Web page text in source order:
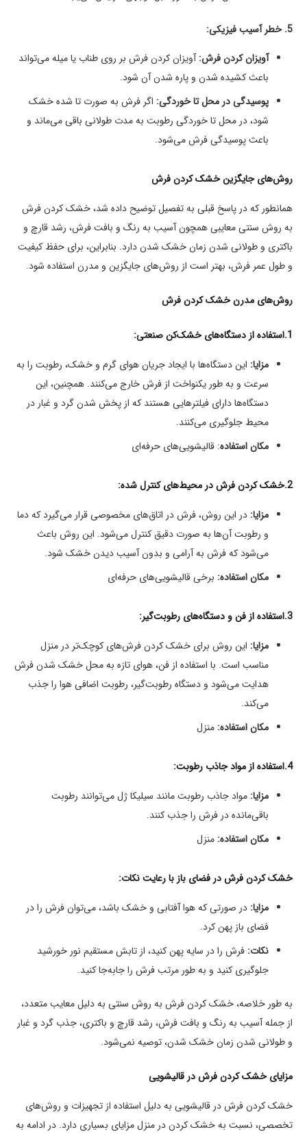
5. خطر آسیب فیزیکی:
آویزان کردن فرش:آویزان کردن فرش بر روی طناب یا میله می‌تواند
باعث کشیده شدن و پاره شدن آن شود.
پوسیدگی در محل تا خوردگی: اگر فرش به صورت تا شده خشک
شود، در محل تا خوردگی رطوبت به مدت طولانی باقی می‌ماند و
باعث پوسیدگی فرش می‌شود.
روش‌های جایگزین خشک کردن فرش
همانطور که در پاسخ قبلی به تفصیل توضیح داده شد، خشک کردن فرش
به روش سنتی معایبی همچون آسیب به رنگ و بافت فرش، رشد قارچ و
باکتری و طولانی شدن زمان خشک شدن دارد. بنابراین، برای حفظ کیفیت
و طول عمر فرش، بهتر است از روش‌های جایگزین و مدرن استفاده شود.
روش‌های مدرن خشک کردن فرش
1.استفاده از دستگاه‌های خشک‌کن صنعتی:
مزایا: این دستگاه‌ها با ایجاد جریان هوای گرم و خشک، رطوبت را به
سرعت و به طور یکنواخت از فرش خارج می‌کنند. همچنین، این
دستگاه‌ها دارای فیلترهایی هستند که از پخش شدن گرد و غبار در
محیط جلوگیری می‌کنند.
مکان استفاده: قالیشویی‌های حرفه‌ای
2.خشک کردن فرش در محیط‌های کنترل شده:
مزایا: در این روش، فرش در اتاق‌های مخصوصی قرار می‌گیرد که دما
و رطوبت آن‌ها به صورت دقیق کنترل می‌شود. این روش باعث
می‌شود که فرش به آرامی و بدون آسیب دیدن خشک شود.
مکان استفاده: برخی قالیشویی‌های حرفه‌ای
3.استفاده از فن و دستگاه‌های رطوبت‌گیر:
مزایا: این روش برای خشک کردن فرش‌های کوچک‌تر در منزل
مناسب است. با استفاده از فن، هوای تازه به محل خشک شدن فرش
هدایت می‌شود و دستگاه رطوبت‌گیر، رطوبت اضافی هوا را جذب
می‌کند.
مکان استفاده: منزل
4.استفاده از مواد جاذب رطوبت:
مزایا: مواد جاذب رطوبت مانند سیلیکا ژل می‌توانند رطوبت
باقی‌مانده در فرش را جذب کنند.
مکان استفاده: منزل
خشک کردن فرش در فضای باز با رعایت نکات:
مزایا: در صورتی که هوا آفتابی و خشک باشد، می‌توان فرش را در
فضای باز پهن کرد.
نکات: فرش را در سایه پهن کنید، از تابش مستقیم نور خورشید
جلوگیری کنید و به طور مرتب فرش را جابه‌جا کنید.
به طور خلاصه، خشک کردن فرش به روش سنتی به دلیل معایب متعدد،
از جمله آسیب به رنگ و بافت فرش، رشد قارچ و باکتری، جذب گرد و غبار
و طولانی شدن زمان خشک شدن، توصیه نمی‌شود.
مزایای خشک کردن فرش در قالیشویی
خشک کردن فرش در قالیشویی به دلیل استفاده از تجهیزات و روش‌های
تخصصی، نسبت به خشک کردن در منزل مزایای بسیاری دارد. در ادامه به